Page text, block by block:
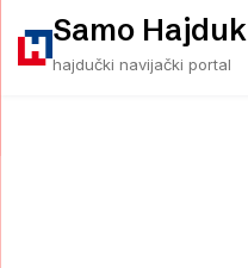
content
Samo Hajduk
hajdučki navijački portal